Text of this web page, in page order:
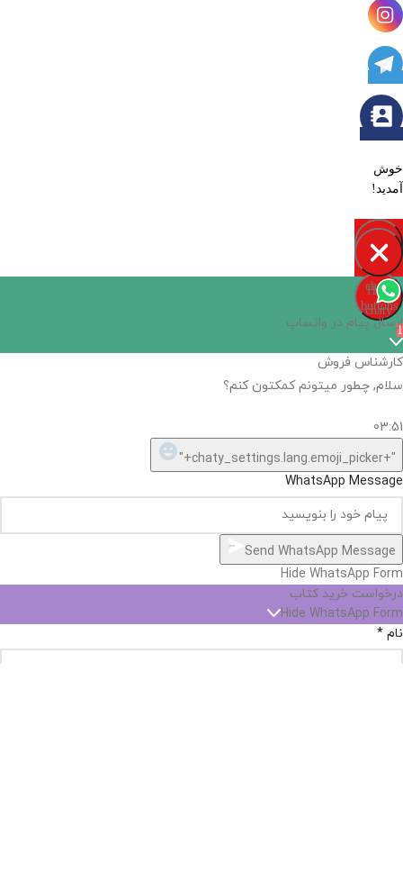
خوش
آمدید!
Open
chaty
chaty
buttons
1
Hide
chaty
ارسال پیام در واتساپ
کارشناس فروش
سلام, چطور میتونم کمکتون کنم؟
03:51
"+chaty_settings.lang.emoji_picker+"
WhatsApp Message
Send WhatsApp Message
Hide WhatsApp Form
درخواست خرید کتاب
Hide WhatsApp Form
نام *